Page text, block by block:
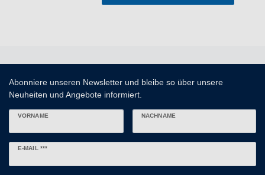
Abonniere unseren Newsletter und bleibe so über unsere
Neuheiten und Angebote informiert.
VORNAME NACHNAME
E-MAIL ***
Newsletter